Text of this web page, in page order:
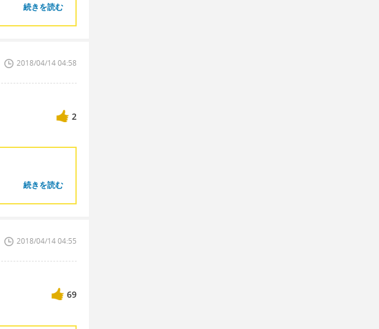
続きを読む
2018/04/14 04:58
2
続きを読む
2018/04/14 04:55
69